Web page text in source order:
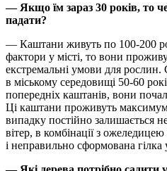
— Якщо їм зараз 30 років, то
падати?
— Каштани живуть по 100-200
фактори у місті, то вони
екстремальні умови для рослин.
в міському середовищі 50-60
попередніх каштанів, вони
Ці каштани проживуть
випадку постійно залишається
вітер, в комбінації з
і неправильно сформована гілка